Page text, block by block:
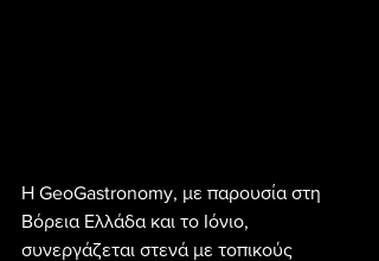
Η GeoGastronomy, με παρουσία στη
Βόρεια Ελλάδα και το Ιόνιο,
συνεργάζεται στενά με τοπικούς